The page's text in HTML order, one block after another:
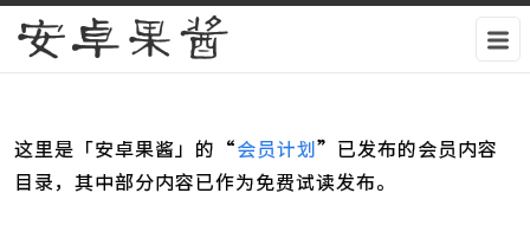
安卓果酱
这里是「安卓果酱」的“会员计划”已发布的会员内容
目录，其中部分内容已作为免费试读发布。